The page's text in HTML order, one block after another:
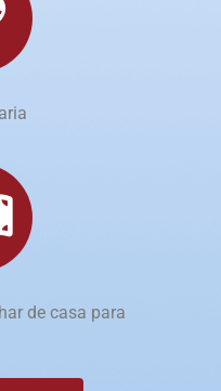
de casa para